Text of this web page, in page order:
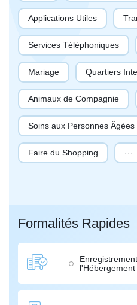
Applications Utiles
Services Téléphoniques
Mariage Quartiers
Animaux de Compagnie
Soins aux Personnes Âgées
Faire du Shopping ···
Formalités Rapides
l'Hébergement